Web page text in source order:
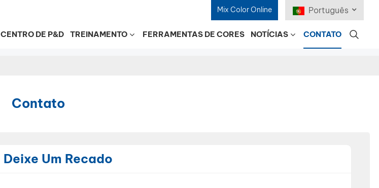
Mix Color Online Português
CENTRO DE P&D TREINAMENTO FERRAMENTAS DE CORES NOTÍCIAS CONTATO
Contato
Deixe Um Recado